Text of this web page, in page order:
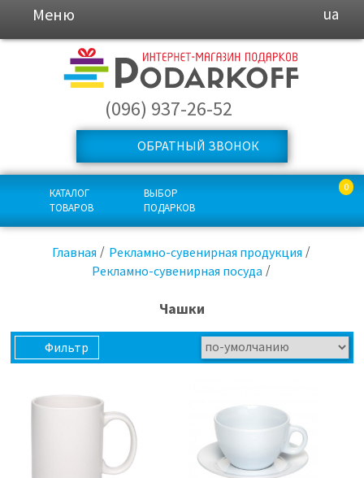
Меню ua
(096) 937-26-52
ОБРАТНЫЙ ЗВОНОК
КАТАЛОГ
ТОВАРОВ
ВЫБОР
ПОДАРКОВ
0
Главная
Рекламно-сувенирная продукция
Рекламно-сувенирная посуда
Чашки
Фильтр